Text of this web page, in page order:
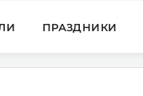
ПРАЗДНИКИ